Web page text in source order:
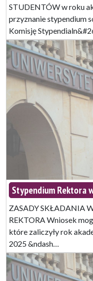
STUDENTÓW w roku
przyznanie stypendium
Komisję
Stypendium Rektora
ZASADY SKŁADANIA
REKTORA Wniosek
które zaliczyły rok
2025 &ndash…